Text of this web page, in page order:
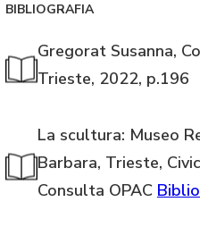
BIBLIOGRAFIA
Gregorat Susanna,
Trieste, 2022, p.196
La scultura: Museo
Barbara, Trieste,
Consulta OPAC